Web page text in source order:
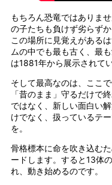
もちろん恐竜ではありま
の子たちも負けず劣らず
この場所に見覚えがある
ムの中でも最も古く、最
は1881年から展示されて
そして最高なのは、ここ
「昔のまま」守るだけで
ではなく、新しい面白い
けでなく、扱っているテ
を。
骨格標本に命を吹き込む
ードします。すると13体
れ、動き始めるのです。